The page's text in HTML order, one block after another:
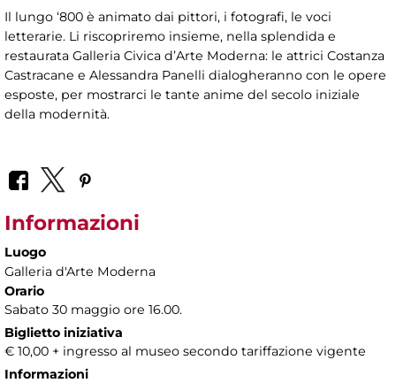
Il lungo ‘800 è animato dai pittori, i fotografi, le voci
letterarie. Li riscopriremo insieme, nella splendida e
restaurata Galleria Civica d’Arte Moderna: le attrici Costanza
Castracane e Alessandra Panelli dialogheranno con le opere
esposte, per mostrarci le tante anime del secolo iniziale
della modernità.
Informazioni
Luogo
Galleria d'Arte Moderna
Orario
Sabato 30 maggio ore 16.00.
Biglietto iniziativa
€ 10,00 + ingresso al museo secondo tariffazione vigente
Informazioni